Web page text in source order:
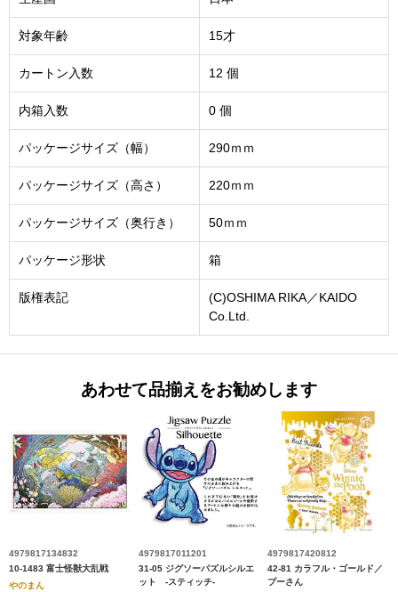
対象年齢 15才
カートン入数 12 個
内箱入数 0 個
パッケージサイズ（幅） 290ｍｍ
パッケージサイズ（高さ） 220ｍｍ
パッケージサイズ（奥行き） 50ｍｍ
パッケージ形状 箱
版権表記
(C)OSHIMA RIKA／KAIDO
Co.Ltd.
あわせて品揃えをお勧めします
4979817134832
10-1483 富士怪獣大乱戦
やのまん
4979817011201
31-05 ジグソーパズルシルエ
ット ‐スティッチ‐
4979817420812
42-81 カラフル・ゴールド／
プーさん